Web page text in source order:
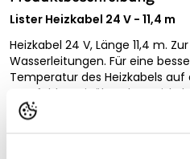
Lister Heizkabel 24 V - 11,4 m
Heizkabel 24 V, Länge 11,4 m.
Wasserleitungen. Für eine
Temperatur des Heizkabels auf
empfehlen wir über das
zu wickeln. Auch für
bitte nur PE-Rohre verwenden,